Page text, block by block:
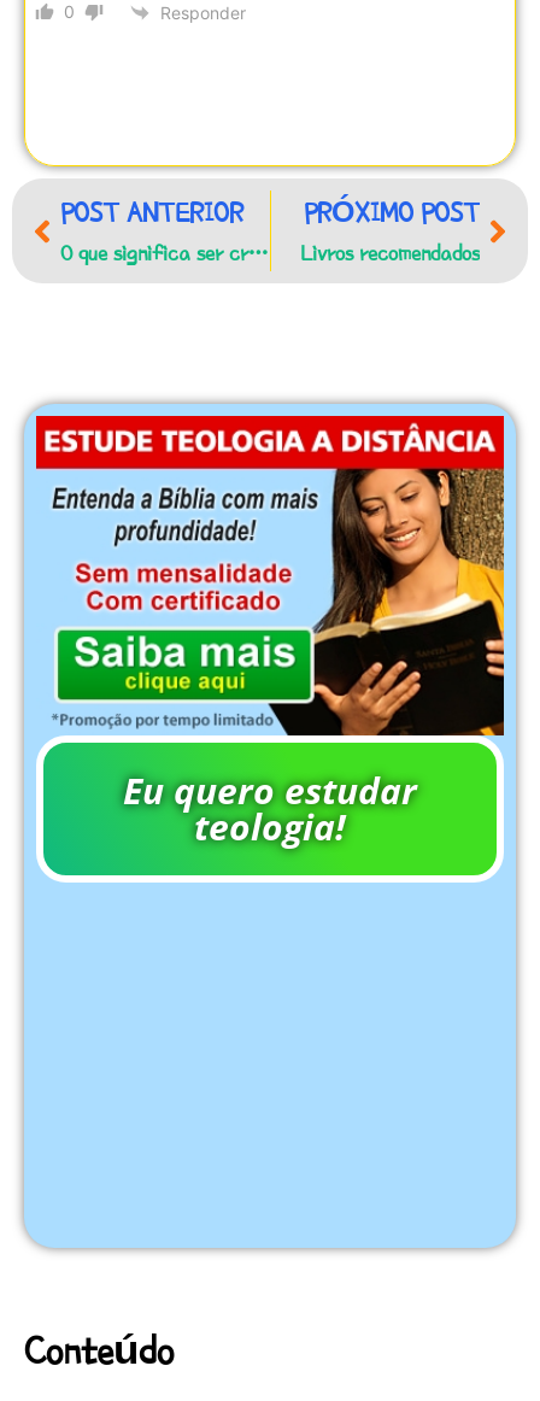
0 Responder
POST ANTERIOR
O que significa ser cristão?
PRÓXIMO POST
Livros recomendados
Eu quero estudar
teologia!
Conteúdo